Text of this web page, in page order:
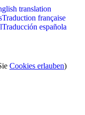
translation
Traduction française
Traducción española
Cookies erlauben)